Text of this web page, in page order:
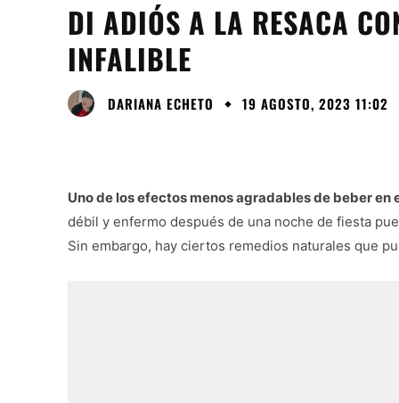
DI ADIÓS A LA RESACA
INFALIBLE
DARIANA ECHETO 19 AGOSTO, 2023 11:02
Uno de los efectos menos agradables de beber
débil y enfermo después de una noche de fiesta
Sin embargo, hay ciertos remedios naturales que